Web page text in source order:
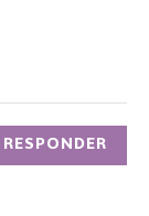
RESPONDER